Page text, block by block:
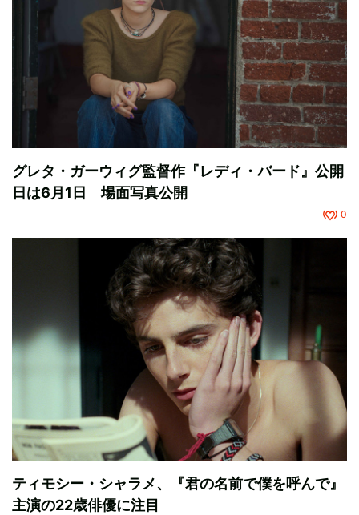
グレタ・ガーウィグ監督作『レディ・バード』公開
日は6月1日 場面写真公開
0
ティモシー・シャラメ、『君の名前で僕を呼んで』
主演の22歳俳優に注目